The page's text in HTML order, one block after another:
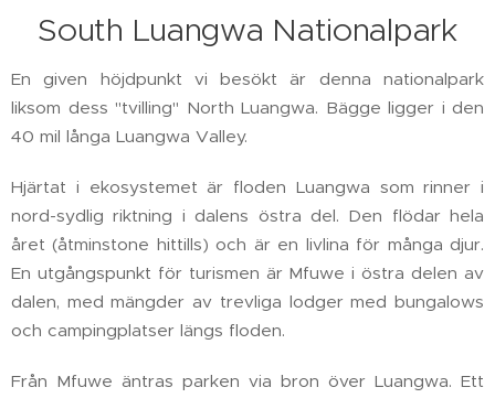
South Luangwa Nationalpark
En given höjdpunkt vi besökt är denna nationalpark
liksom dess "tvilling" North Luangwa. Bägge ligger i den
40 mil långa Luangwa Valley.
Hjärtat i ekosystemet är floden Luangwa som rinner i
nord-sydlig riktning i dalens östra del. Den flödar hela
året (åtminstone hittills) och är en livlina för många djur.
En utgångspunkt för turismen är Mfuwe i östra delen av
dalen, med mängder av trevliga lodger med bungalows
och campingplatser längs floden.
Från Mfuwe äntras parken via bron över Luangwa. Ett